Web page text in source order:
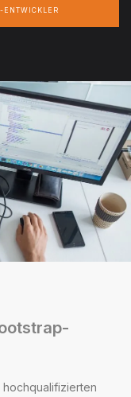
ENTWICKLER
hochqualifizierten